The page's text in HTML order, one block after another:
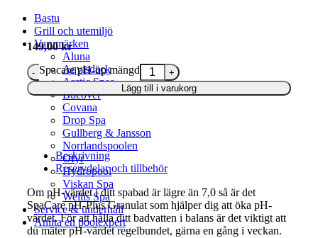
Bastu
Grill och utemiljö
Varumärken
Aluna
Aqvisdäck
Arctic Spas
Bucover
Covana
Drop Spa
Gullberg & Jansson
Norrlandspoolen
Ofyr
Hydropool
Viskan Spa
Wellis Spa
Service & underhåll
Anlita en poolexpert
149,00kr
Spacare pH-up mängd
Lägg till i varukorg
Beskrivning
Reservdelar och tillbehör
Om pH-värdet i ditt spabad är lägre än 7,0 så är det
SpaCare pH-Plus Granulat som hjälper dig att öka pH-
värdet. För att hålla ditt badvatten i balans är det viktigt att
du mäter pH-värdet regelbundet, gärna en gång i veckan.